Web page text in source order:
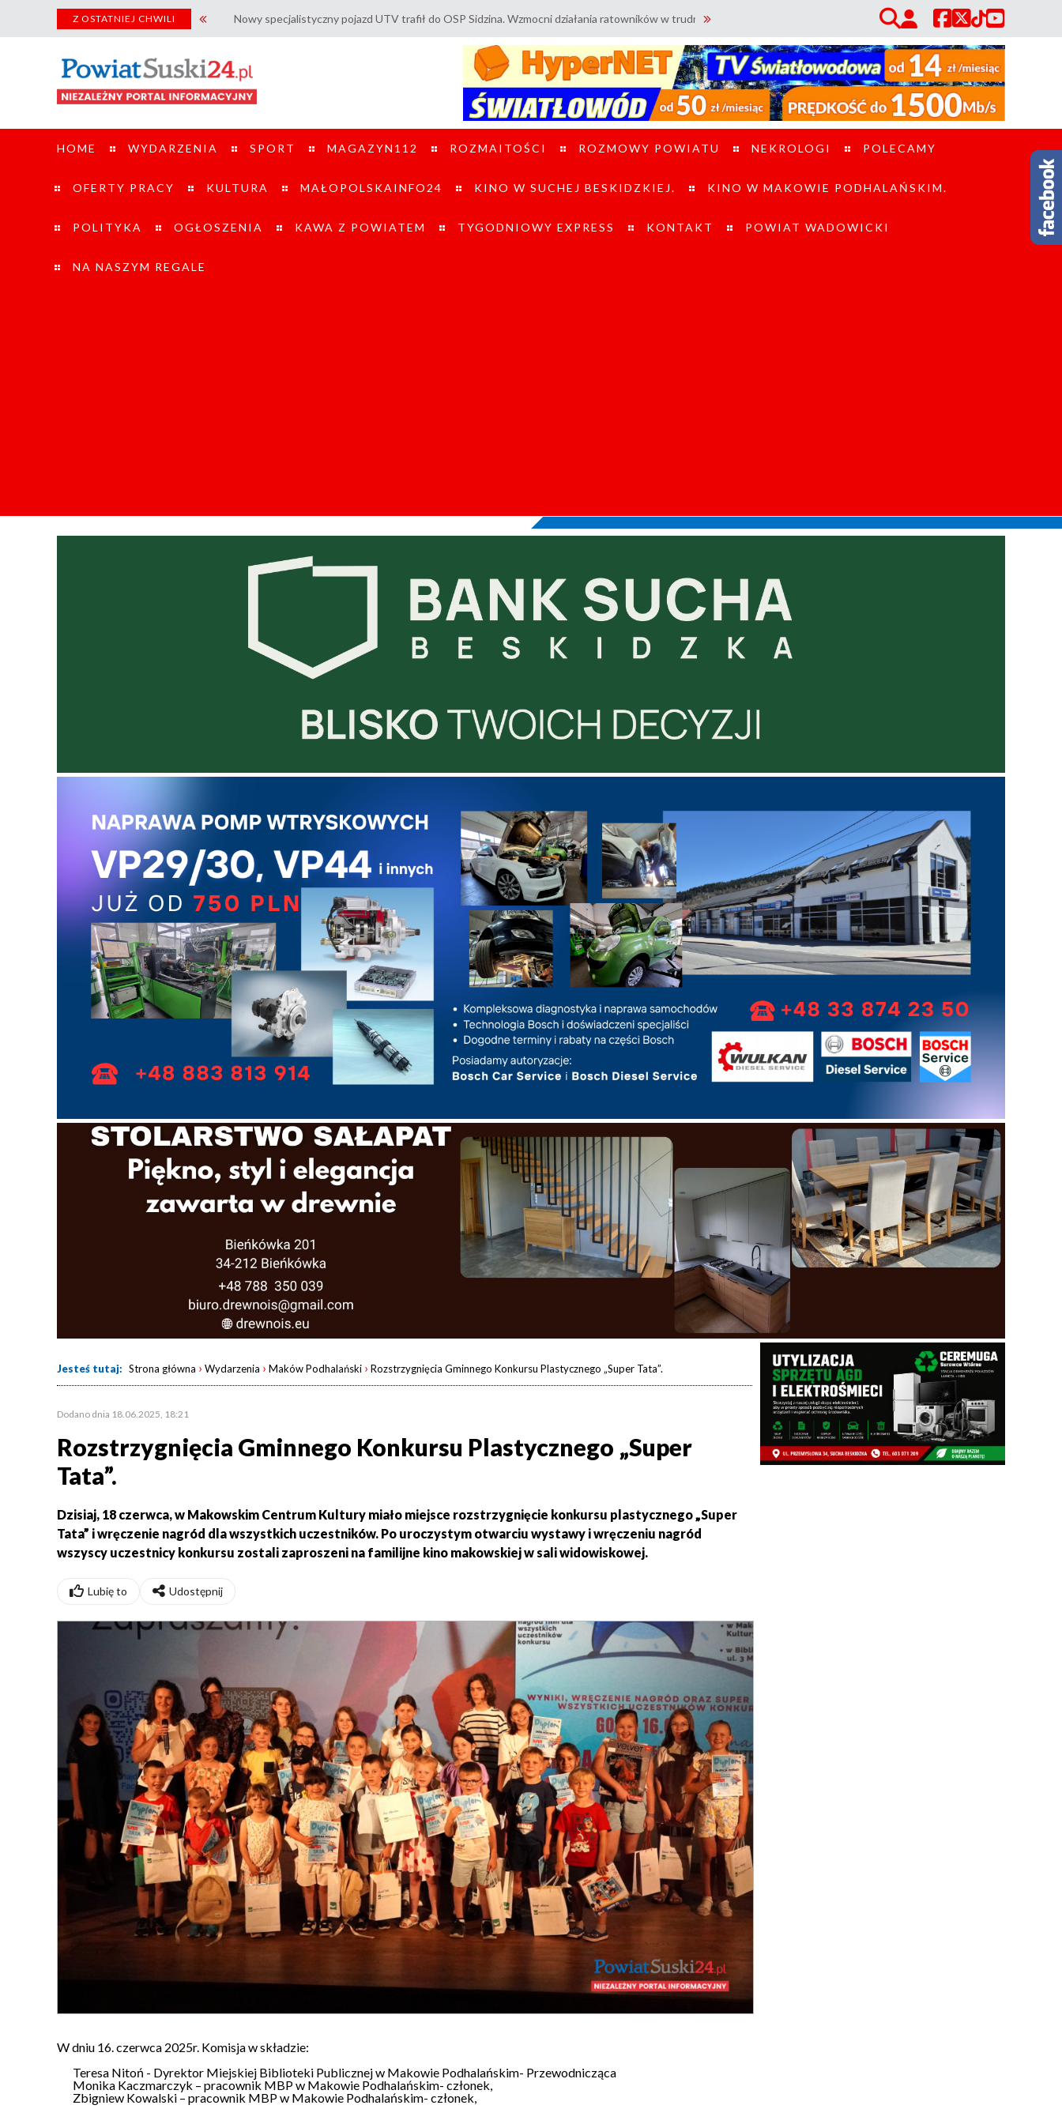
Z OSTATNIEJ CHWILI Nowy specjalistyczny pojazd UTV trafił do OSP Sidzina. Wzmocni działania ratowników w trudnym terenie. / Utrudnienia na ul. Mickiewicza w Jordanowie. Droga będzie
HOME WYDARZENIA SPORT MAGAZYN112 ROZMAITOŚCI ROZMOWY POWIATU NEKROLOGI POLECAMY
OFERTY PRACY KULTURA MAŁOPOLSKAINFO24 KINO W SUCHEJ BESKIDZKIEJ. KINO W MAKOWIE PODHALAŃSKIM.
POLITYKA OGŁOSZENIA KAWA Z POWIATEM TYGODNIOWY EXPRESS KONTAKT POWIAT WADOWICKI
NA NASZYM REGALE
Jesteś tutaj: Strona główna › Wydarzenia › Maków Podhalański › Rozstrzygnięcia Gminnego Konkursu Plastycznego „Super Tata”.
Dodano dnia 18.06.2025, 18:21
Rozstrzygnięcia Gminnego Konkursu Plastycznego „Super
Tata”.
Dzisiaj, 18 czerwca, w Makowskim Centrum Kultury miało miejsce rozstrzygnięcie konkursu plastycznego „Super
Tata” i wręczenie nagród dla wszystkich uczestników. Po uroczystym otwarciu wystawy i wręczeniu nagród
wszyscy uczestnicy konkursu zostali zaproszeni na familijne kino makowskiej w sali widowiskowej.
Lubię to Udostępnij
W dniu 16. czerwca 2025r. Komisja w składzie:
Teresa Nitoń - Dyrektor Miejskiej Biblioteki Publicznej w Makowie Podhalańskim- Przewodnicząca
Monika Kaczmarczyk – pracownik MBP w Makowie Podhalańskim- członek,
Zbigniew Kowalski – pracownik MBP w Makowie Podhalańskim- członek,